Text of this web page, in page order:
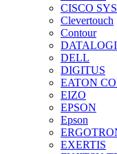
CISCO
Clevertouch
Contour
DELL
DIGITUS
EATON
EIZO
EPSON
Epson
EXERTIS